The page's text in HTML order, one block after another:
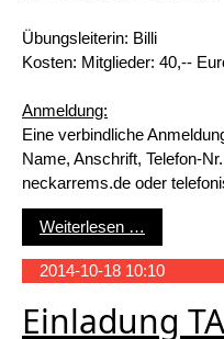
Übungsleiterin: Billi
Kosten: Mitglieder: 40,--
Anmeldung:
Eine verbindliche
Name, Anschrift, Telefon-
neckarrems.de oder
Weiterlesen …
2014-10-18 10:10
Einladung